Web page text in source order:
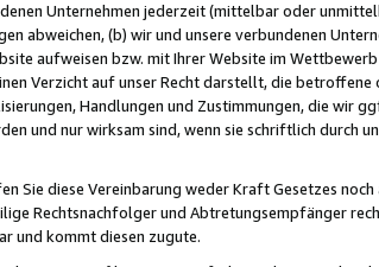
Unternehmen jederzeit (mittelbar oder
abweichen, (b) wir und unsere verbundenen
aufweisen bzw. mit Ihrer Website im Wettbewerb
Verzicht auf unser Recht darstellt, die betroffene
Handlungen und Zustimmungen, die wir
und nur wirksam sind, wenn sie schriftlich durch
Sie diese Vereinbarung weder Kraft Gesetzes
Rechtsnachfolger und Abtretungsempfänger
und kommt diesen zugute.